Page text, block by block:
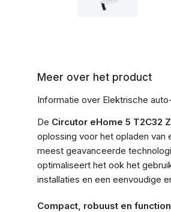
Meer over het product
Informatie over Elektrische
De Circutor eHome 5 T2C32
oplossing voor het opladen van
meest geavanceerde
optimaliseert het ook het
installaties en een eenvoudige
Compact, robuust en